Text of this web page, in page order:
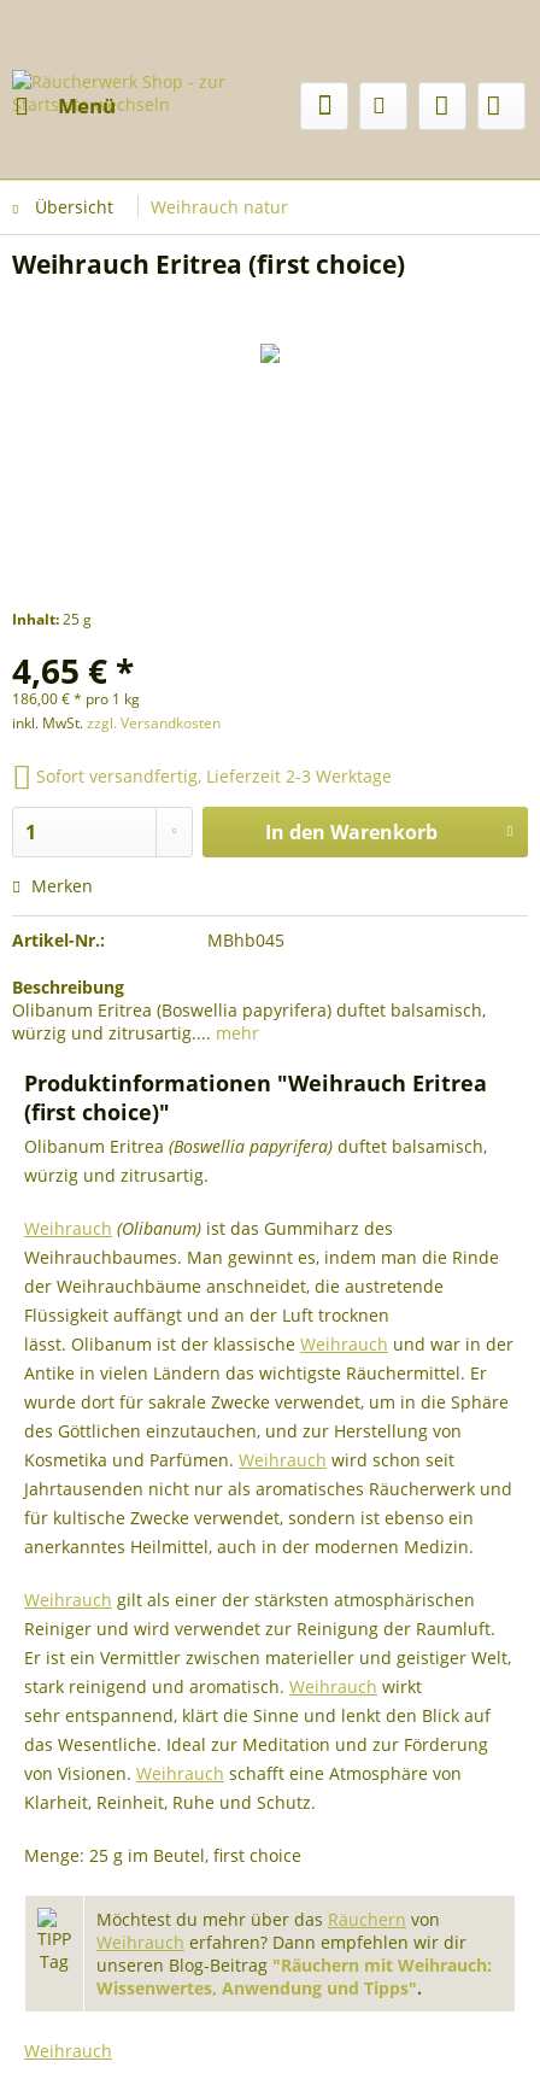
Menü
Übersicht Weihrauch natur
Weihrauch Eritrea (first choice)
Inhalt:25 g
4,65 € *
186,00 € * pro 1 kg
inkl. MwSt.zzgl. Versandkosten
Sofort versandfertig, Lieferzeit 2-3 Werktage
In den Warenkorb
Merken
Artikel-Nr.: MBhb045
Beschreibung
Olibanum Eritrea (Boswellia papyrifera) duftet balsamisch,
würzig und zitrusartig.... mehr
Produktinformationen "Weihrauch Eritrea
(first choice)"
Olibanum Eritrea (Boswellia papyrifera) duftet balsamisch,
würzig und zitrusartig.
Weihrauch (Olibanum) ist das Gummiharz des
Weihrauchbaumes. Man gewinnt es, indem man die Rinde
der Weihrauchbäume anschneidet, die austretende
Flüssigkeit auffängt und an der Luft trocknen
lässt. Olibanum ist der klassische Weihrauch und war in der
Antike in vielen Ländern das wichtigste Räuchermittel. Er
wurde dort für sakrale Zwecke verwendet, um in die Sphäre
des Göttlichen einzutauchen, und zur Herstellung von
Kosmetika und Parfümen. Weihrauch wird schon seit
Jahrtausenden nicht nur als aromatisches Räucherwerk und
für kultische Zwecke verwendet, sondern ist ebenso ein
anerkanntes Heilmittel, auch in der modernen Medizin.
Weihrauch gilt als einer der stärksten atmosphärischen
Reiniger und wird verwendet zur Reinigung der Raumluft.
Er ist ein Vermittler zwischen materieller und geistiger Welt,
stark reinigend und aromatisch. Weihrauch wirkt
sehr entspannend, klärt die Sinne und lenkt den Blick auf
das Wesentliche. Ideal zur Meditation und zur Förderung
von Visionen. Weihrauch schafft eine Atmosphäre von
Klarheit, Reinheit, Ruhe und Schutz.
Menge: 25 g im Beutel, first choice
Möchtest du mehr über das Räuchern von
Weihrauch erfahren? Dann empfehlen wir dir
unseren Blog-Beitrag "Räuchern mit Weihrauch:
Wissenwertes, Anwendung und Tipps".
Weihrauch